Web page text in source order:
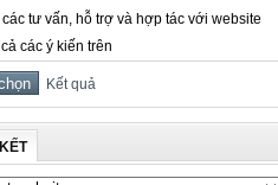
tư vấn, hỗ trợ và hợp tác với website
các ý kiến trên
Kết quả